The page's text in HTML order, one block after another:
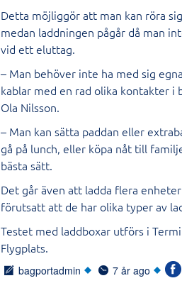
Detta möjliggör att man kan röra
medan laddningen pågår då man
vid ett eluttag.
– Man behöver inte ha med sig
kablar med en rad olika kontakter i
Ola Nilsson.
– Man kan sätta paddan eller
gå på lunch, eller köpa nåt till
bästa sätt.
Det går även att ladda flera
förutsatt att de har olika typer av
Testet med laddboxar utförs i
Flygplats.
bagportadmin 7 år ago